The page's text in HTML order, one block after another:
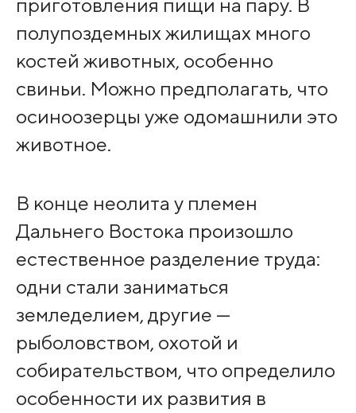
приготовления пищи на пару. В
полупоздемных жилищах много
костей животных, особенно
свиньи. Можно предполагать, что
осиноозерцы уже одомашнили это
животное.
В конце неолита у племен
Дальнего Востока произошло
естественное разделение труда:
одни стали заниматься
земледелием, другие —
рыболовством, охотой и
собирательством, что определило
особенности их развития в